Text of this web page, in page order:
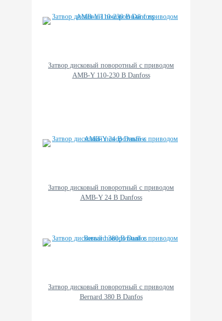
Затвор дисковый поворотный с приводом
AMB-Y 110-230 В Danfoss
Затвор дисковый поворотный с приводом
AMB-Y 24 В Danfoss
Затвор дисковый поворотный с приводом
Bernard 380 В Danfos